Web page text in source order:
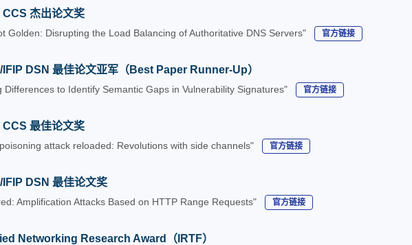
CCS 杰出论文奖
Golden: Disrupting the Load Balancing of Authoritative DNS Servers" 官方链接
IFIP DSN 最佳论文亚军（Best Paper Runner-Up）
Differences to Identify Semantic Gaps in Vulnerability Signatures" 官方链接
CCS 最佳论文奖
attack reloaded: Revolutions with side channels" 官方链接
IFIP DSN 最佳论文奖
Amplification Attacks Based on HTTP Range Requests" 官方链接
Networking Research Award（IRTF）